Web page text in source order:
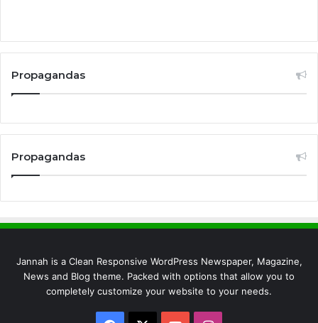
Propagandas
Propagandas
Jannah is a Clean Responsive WordPress Newspaper, Magazine,
News and Blog theme. Packed with options that allow you to
completely customize your website to your needs.